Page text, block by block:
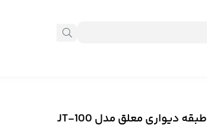
طبقه دیواری معلق مدل JT-100